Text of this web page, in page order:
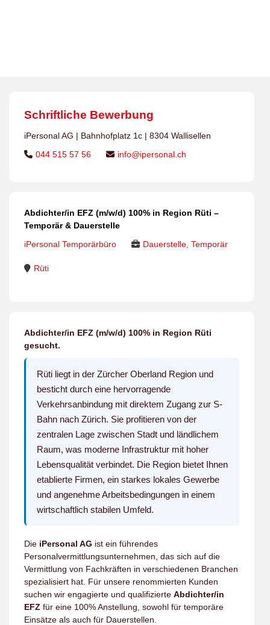
Schriftliche Bewerbung
iPersonal AG | Bahnhofplatz 1c | 8304 Wallisellen
044 515 57 56
info@ipersonal.ch
Abdichter/in EFZ (m/w/d) 100% in Region Rüti –
Temporär & Dauerstelle
iPersonal Temporärbüro
Dauerstelle, Temporär
Rüti
Abdichter/in EFZ (m/w/d) 100% in Region Rüti
gesucht.
Rüti liegt in der Zürcher Oberland Region und
besticht durch eine hervorragende
Verkehrsanbindung mit direktem Zugang zur S-
Bahn nach Zürich. Sie profitieren von der
zentralen Lage zwischen Stadt und ländlichem
Raum, was moderne Infrastruktur mit hoher
Lebensqualität verbindet. Die Region bietet Ihnen
etablierte Firmen, ein starkes lokales Gewerbe
und angenehme Arbeitsbedingungen in einem
wirtschaftlich stabilen Umfeld.
Die iPersonal AG ist ein führendes
Personalvermittlungsunternehmen, das sich auf die
Vermittlung von Fachkräften in verschiedenen Branchen
spezialisiert hat. Für unsere renommierten Kunden
suchen wir engagierte und qualifizierte Abdichter/in
EFZ für eine 100% Anstellung, sowohl für temporäre
Einsätze als auch für Dauerstellen.